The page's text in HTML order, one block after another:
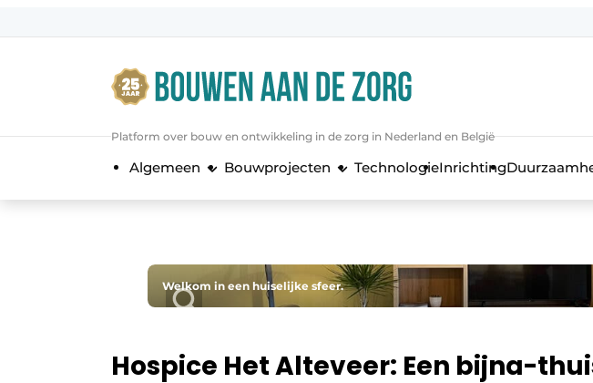
Algemene voorwaarden
Jubileumboek
Nieuwsbrief
Platform over bouw en ontwikkeling in de zorg in Nederland en België
Algemeen Bouwprojecten TechnologieInrichting
Welkom in een huiselijke sfeer.
Hospice Het Alteveer: Een bijna-